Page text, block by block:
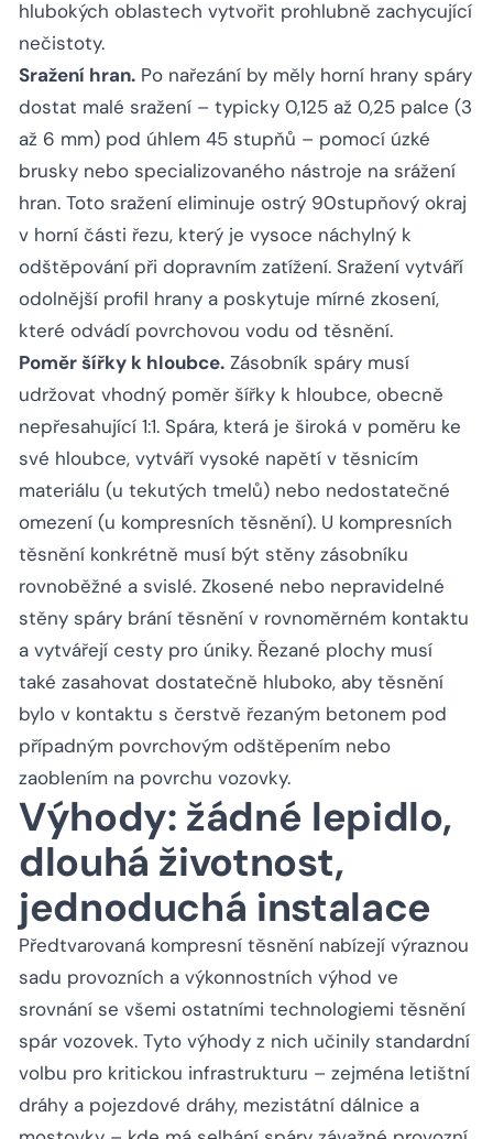
hlubokých oblastech vytvořit prohlubně zachycující
nečistoty.
Sražení hran. Po nařezání by měly horní hrany spáry
dostat malé sražení – typicky 0,125 až 0,25 palce (3
až 6 mm) pod úhlem 45 stupňů – pomocí úzké
brusky nebo specializovaného nástroje na srážení
hran. Toto sražení eliminuje ostrý 90stupňový okraj
v horní části řezu, který je vysoce náchylný k
odštěpování při dopravním zatížení. Sražení vytváří
odolnější profil hrany a poskytuje mírné zkosení,
které odvádí povrchovou vodu od těsnění.
Poměr šířky k hloubce. Zásobník spáry musí
udržovat vhodný poměr šířky k hloubce, obecně
nepřesahující 1:1. Spára, která je široká v poměru ke
své hloubce, vytváří vysoké napětí v těsnicím
materiálu (u tekutých tmelů) nebo nedostatečné
omezení (u kompresních těsnění). U kompresních
těsnění konkrétně musí být stěny zásobníku
rovnoběžné a svislé. Zkosené nebo nepravidelné
stěny spáry brání těsnění v rovnoměrném kontaktu
a vytvářejí cesty pro úniky. Řezané plochy musí
také zasahovat dostatečně hluboko, aby těsnění
bylo v kontaktu s čerstvě řezaným betonem pod
případným povrchovým odštěpením nebo
zaoblením na povrchu vozovky.
Výhody: žádné lepidlo,
dlouhá životnost,
jednoduchá instalace
Předtvarovaná kompresní těsnění nabízejí výraznou
sadu provozních a výkonnostních výhod ve
srovnání se všemi ostatními technologiemi těsnění
spár vozovek. Tyto výhody z nich učinily standardní
volbu pro kritickou infrastrukturu – zejména letištní
dráhy a pojezdové dráhy, mezistátní dálnice a